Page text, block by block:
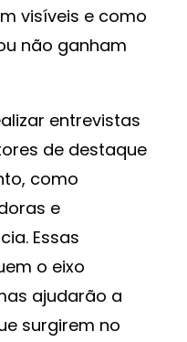
visíveis e como
não ganham
entrevistas
de destaque
como
e
Essas
o eixo
ajudarão a
surgirem no